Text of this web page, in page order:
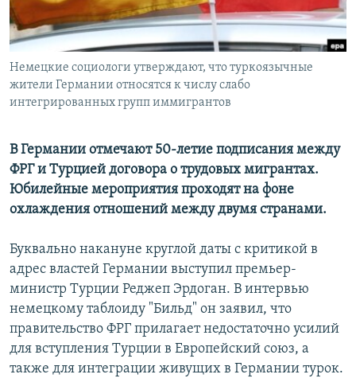
Немецкие социологи утверждают, что туркоязычные
жители Германии относятся к числу слабо
интегрированных групп иммигрантов
В Германии отмечают 50-летие подписания между
ФРГ и Турцией договора о трудовых мигрантах.
Юбилейные мероприятия проходят на фоне
охлаждения отношений между двумя странами.
Буквально накануне круглой даты с критикой в
адрес властей Германии выступил премьер-
министр Турции Реджеп Эрдоган. В интервью
немецкому таблоиду "Бильд" он заявил, что
правительство ФРГ прилагает недостаточно усилий
для вступления Турции в Европейский союз, а
также для интеграции живущих в Германии турок.